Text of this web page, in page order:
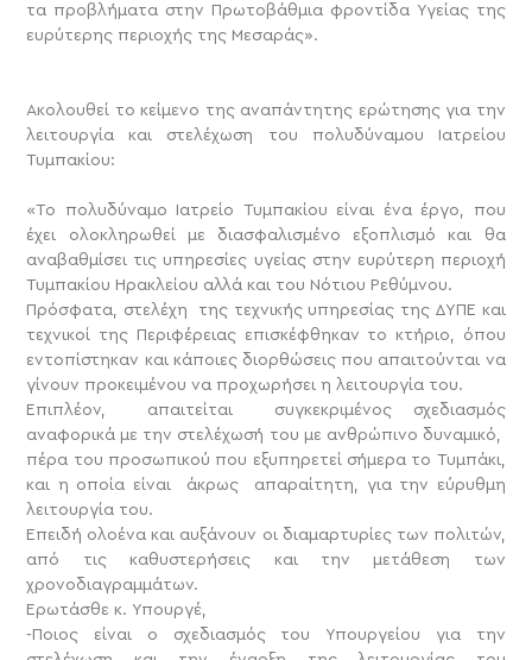
τα προβλήματα στην Πρωτοβάθμια φροντίδα Υγείας της
ευρύτερης περιοχής της Μεσαράς».
Ακολουθεί το κείμενο της αναπάντητης ερώτησης για την
λειτουργία και στελέχωση του πολυδύναμου Ιατρείου
Τυμπακίου:
«Το πολυδύναμο Ιατρείο Τυμπακίου είναι ένα έργο, που
έχει ολοκληρωθεί με διασφαλισμένο εξοπλισμό και θα
αναβαθμίσει τις υπηρεσίες υγείας στην ευρύτερη περιοχή
Τυμπακίου Ηρακλείου αλλά και του Νότιου Ρεθύμνου.
Πρόσφατα, στελέχη της τεχνικής υπηρεσίας της ΔΥΠΕ και
τεχνικοί της Περιφέρειας επισκέφθηκαν το κτήριο, όπου
εντοπίστηκαν και κάποιες διορθώσεις που απαιτούνται να
γίνουν προκειμένου να προχωρήσει η λειτουργία του.
Επιπλέον, απαιτείται συγκεκριμένος σχεδιασμός
αναφορικά με την στελέχωσή του με ανθρώπινο δυναμικό,
πέρα του προσωπικού που εξυπηρετεί σήμερα το Τυμπάκι,
και η οποία είναι άκρως απαραίτητη, για την εύρυθμη
λειτουργία του.
Επειδή ολοένα και αυξάνουν οι διαμαρτυρίες των πολιτών,
από τις καθυστερήσεις και την μετάθεση των
χρονοδιαγραμμάτων.
Ερωτάσθε κ. Υπουργέ,
-Ποιος είναι ο σχεδιασμός του Υπουργείου για την